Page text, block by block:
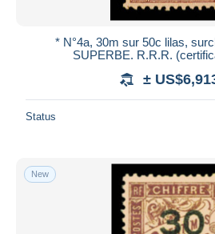
* N°4a, 30m sur 50c lilas,
SUPERBE. R.R.R.
±
Status
New